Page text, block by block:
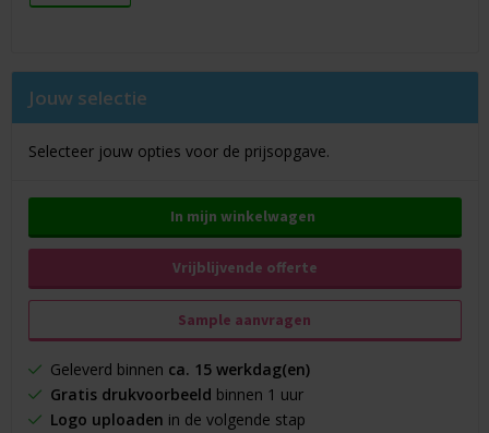
Jouw selectie
Selecteer jouw opties voor de prijsopgave.
In mijn winkelwagen
Vrijblijvende offerte
Sample aanvragen
Geleverd binnen ca. 15 werkdag(en)
Gratis drukvoorbeeld binnen 1 uur
Logo uploaden in de volgende stap